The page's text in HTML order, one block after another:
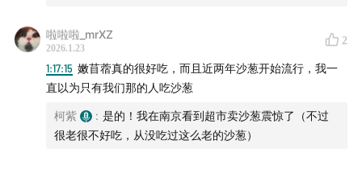
啦啦啦_mrXZ
2026.1.23
2
1:17:15 嫩苜蓿真的很好吃，而且近两年沙葱开始流行，我一
直以为只有我们那的人吃沙葱
柯紫 : 是的！我在南京看到超市卖沙葱震惊了（不过
很老很不好吃，从没吃过这么老的沙葱）